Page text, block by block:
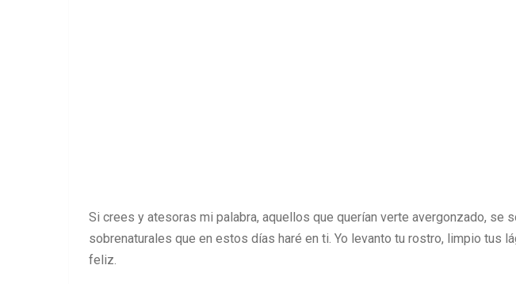
Si crees y atesoras mi palabra, aquellos que querían verte avergonzado, se
sobrenaturales que en estos días haré en ti. Yo levanto tu rostro, limpio tus
feliz.